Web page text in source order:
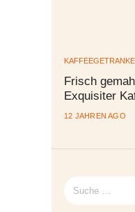
KAFFEEGETRÄNKE
Frisch
Exquisiter
12 JAHREN AGO
Suche
nach: